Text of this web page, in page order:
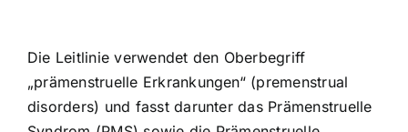
Die Leitlinie verwendet den Oberbegriff
„prämenstruelle Erkrankungen“ (premenstrual
disorders) und fasst darunter das Prämenstruelle